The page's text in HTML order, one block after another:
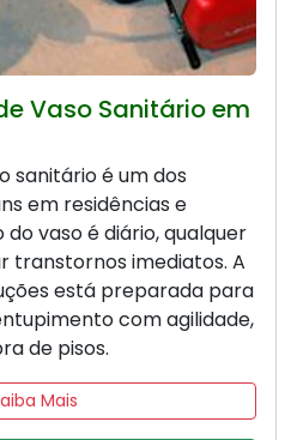
Vaso Sanitário em
sanitário é um dos
em residências e
vaso é diário, qualquer
transtornos imediatos. A
está preparada para
com agilidade,
de pisos.
Mais